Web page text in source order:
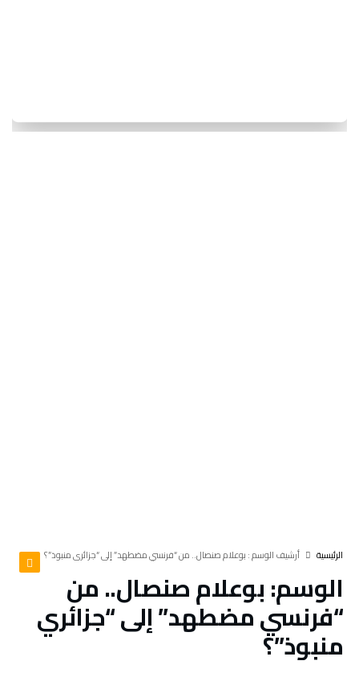
‫الرئيسية‬ ‫أرشيف الوسم :‬ بوعلام صنصال.. من “فرنسي مضطهد” إلى “جزائري منبوذ”؟
الوسم:بوعلام صنصال.. من
“فرنسي مضطهد” إلى “جزائري
منبوذ”؟